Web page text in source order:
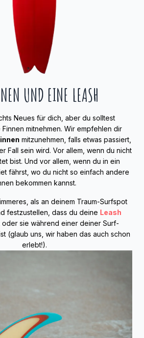
UND EINE LEASH
Neues für dich, aber du solltest
mitnehmen. Wir empfehlen dir
mitzunehmen, falls etwas passiert,
Fall sein wird. Vor allem, wenn du nicht
bist. Und vor allem, wenn du in ein
fährst, wo du nicht so einfach andere
bekommen kannst.
als an deinem Traum-Surfspot
festzustellen, dass du deine Leash
sie während einer deiner Surf-
(glaub uns, wir haben das auch schon
erlebt!).